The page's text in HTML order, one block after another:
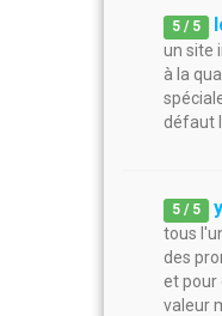
5 / 5
un site
à la
défaut
5 / 5
tous
des
et pour
valeur